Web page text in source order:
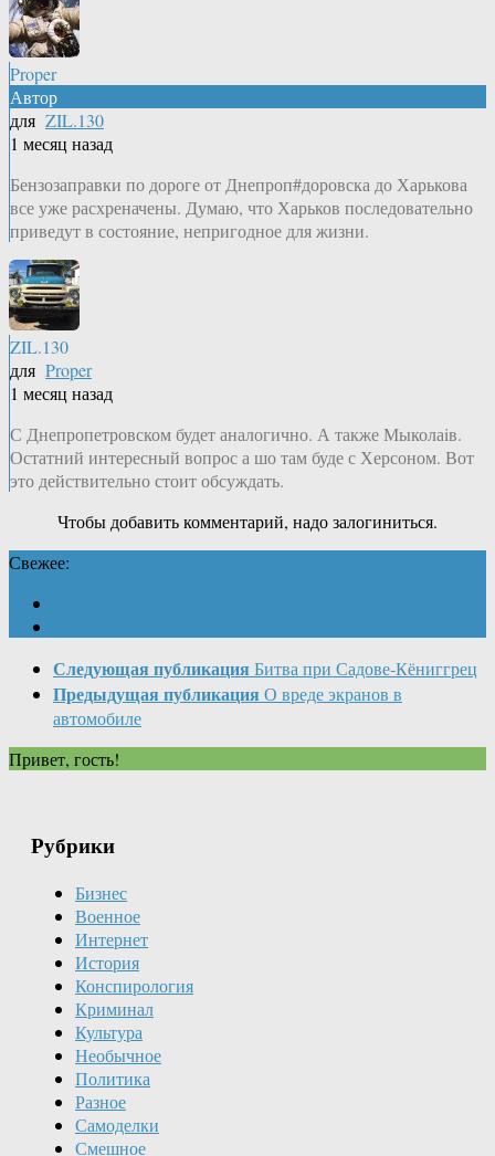
Proper
Автор
для ZIL.130
1 месяц назад
Бензозаправки по дороге от Днепроп#доровска до Харькова
все уже расхреначены. Думаю, что Харьков последовательно
приведут в состояние, непригодное для жизни.
ZIL.130
для Proper
1 месяц назад
С Днепропетровском будет аналогично. А также Мыколаiв.
Остатний интересный вопрос а шо там буде с Херсоном. Вот
это действительно стоит обсуждать.
Чтобы добавить комментарий, надо залогиниться.
Свежее:
Следующая публикация Битва при Садове-Кёниггрец
Предыдущая публикация О вреде экранов в
автомобиле
Привет, гость!
Рубрики
Бизнес
Военное
Интернет
История
Конспирология
Криминал
Культура
Необычное
Политика
Разное
Самоделки
Смешное